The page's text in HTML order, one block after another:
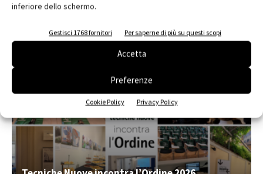
inferiore dello schermo.
Gestisci 1768 fornitori Per saperne di più su questi scopi
Accetta
Preferenze
Cookie Policy Privacy Policy